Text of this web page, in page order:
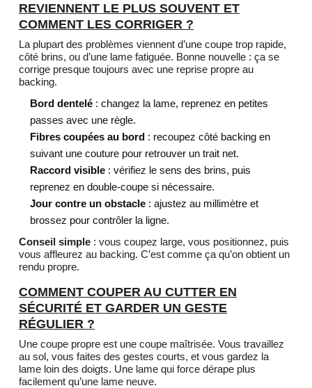
REVIENNENT LE PLUS SOUVENT ET
COMMENT LES CORRIGER ?
La plupart des problèmes viennent d’une coupe trop rapide,
côté brins, ou d’une lame fatiguée. Bonne nouvelle : ça se
corrige presque toujours avec une reprise propre au
backing.
Bord dentelé : changez la lame, reprenez en petites
passes avec une règle.
Fibres coupées au bord : recoupez côté backing en
suivant une couture pour retrouver un trait net.
Raccord visible : vérifiez le sens des brins, puis
reprenez en double-coupe si nécessaire.
Jour contre un obstacle : ajustez au millimètre et
brossez pour contrôler la ligne.
Conseil simple : vous coupez large, vous positionnez, puis
vous affleurez au backing. C’est comme ça qu’on obtient un
rendu propre.
COMMENT COUPER AU CUTTER EN
SÉCURITÉ ET GARDER UN GESTE
RÉGULIER ?
Une coupe propre est une coupe maîtrisée. Vous travaillez
au sol, vous faites des gestes courts, et vous gardez la
lame loin des doigts. Une lame qui force dérape plus
facilement qu’une lame neuve.